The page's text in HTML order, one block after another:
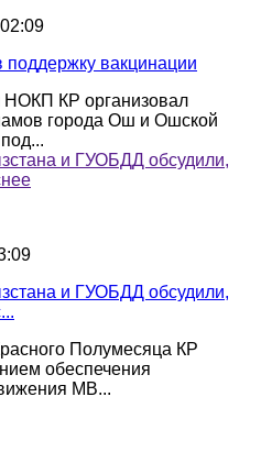
вакцинации
КР организовал
города Ош и Ошской
и ГУОБДД обсудили,
и ГУОБДД обсудили,
Полумесяца КР
обеспечения
МВ...